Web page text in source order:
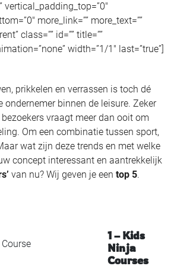
vertical_padding_top=”0″
more_link=”” more_text=””
class=”” id=”” title=””
width=”1/1″ last=”true”]
prikkelen en verrassen is toch dé
ondernemer binnen de leisure. Zeker
vraagt meer dan ooit om
Om een combinatie tussen sport,
wat zijn deze trends en met welke
concept interessant en aantrekkelijk
van nu? Wij geven je een top 5.
1 – Kids
Ninja
Courses